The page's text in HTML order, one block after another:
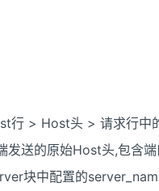
行 > Host头 > 请求行中
发送的原始Host头,包含
块中配置的